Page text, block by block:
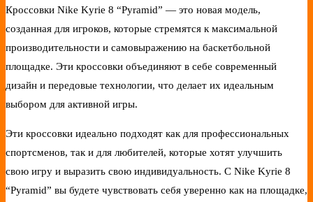
Кроссовки Nike Kyrie 8 “Pyramid” — это новая модель,
созданная для игроков, которые стремятся к максимальной
производительности и самовыражению на баскетбольной
площадке. Эти кроссовки объединяют в себе современный
дизайн и передовые технологии, что делает их идеальным
выбором для активной игры.
Эти кроссовки идеально подходят как для профессиональных
спортсменов, так и для любителей, которые хотят улучшить
свою игру и выразить свою индивидуальность. С Nike Kyrie 8
“Pyramid” вы будете чувствовать себя уверенно как на площадке,